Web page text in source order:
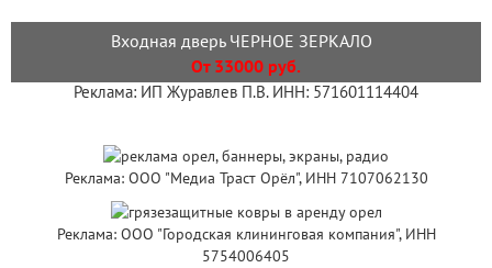
Входная дверь ЧЕРНОЕ ЗЕРКАЛО
От 33000 руб.
Реклама: ИП Журавлев П.В. ИНН: 571601114404
Реклама: ООО "Медиа Траст Орёл", ИНН 7107062130
Реклама: ООО "Городская клининговая компания", ИНН
5754006405